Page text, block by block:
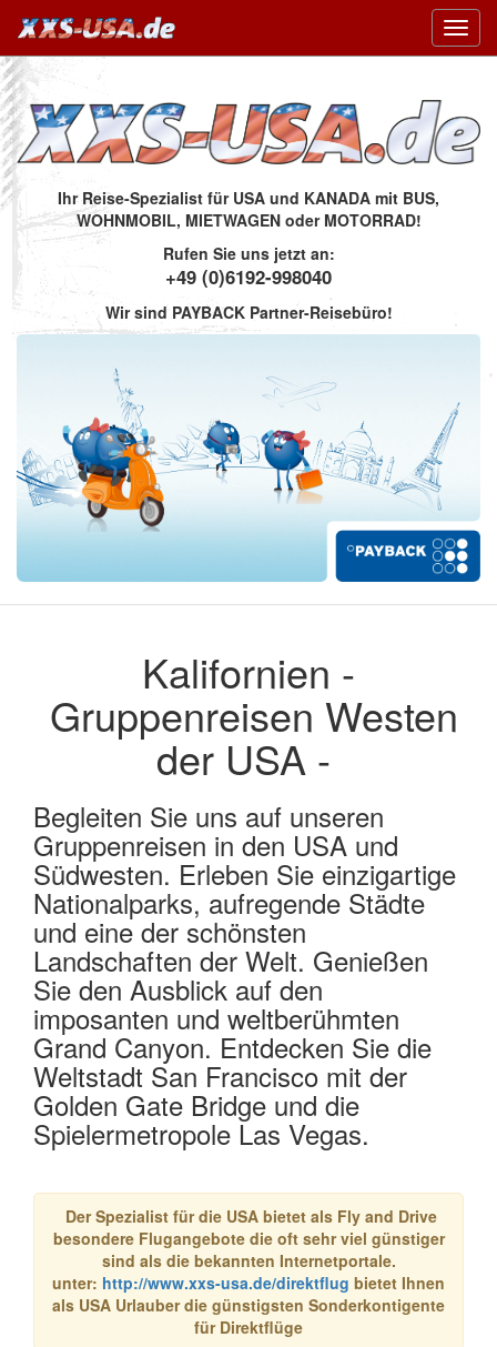
Ihr Reise-Spezialist für USA und KANADA mit BUS,
WOHNMOBIL, MIETWAGEN oder MOTORRAD!
Rufen Sie uns jetzt an:
+49 (0)6192-998040
Wir sind PAYBACK Partner-Reisebüro!
Kalifornien -
Gruppenreisen Westen
der USA -
Begleiten Sie uns auf unseren
Gruppenreisen in den USA und
Südwesten. Erleben Sie einzigartige
Nationalparks, aufregende Städte
und eine der schönsten
Landschaften der Welt. Genießen
Sie den Ausblick auf den
imposanten und weltberühmten
Grand Canyon. Entdecken Sie die
Weltstadt San Francisco mit der
Golden Gate Bridge und die
Spielermetropole Las Vegas.
Der Spezialist für die USA bietet als Fly and Drive
besondere Flugangebote die oft sehr viel günstiger
sind als die bekannten Internetportale.
unter: http://www.xxs-usa.de/direktflug bietet Ihnen
als USA Urlauber die günstigsten Sonderkontigente
für Direktflüge